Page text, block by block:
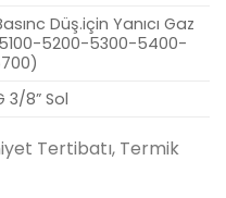
Düş.için Yanıcı Gaz
5200-5300-5400-
3/8” Sol
Tertibatı, Termik